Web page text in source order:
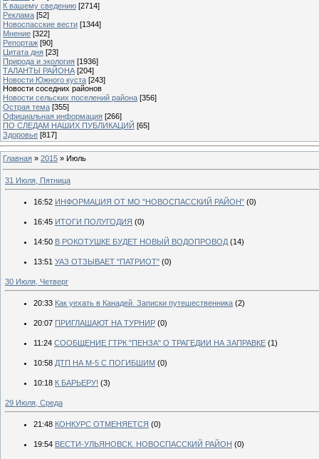
К вашему сведению [2714]
Реклама [52]
Новоспасские вести [1344]
Мнение [322]
Репортаж [90]
Цитата дня [23]
Природа и экология [1936]
ТАЛАНТЫ РАЙОНА [204]
Новости Южного куста [243]
Новости соседних районов
Новости сельских поселений района [356]
Острая тема [355]
Официальная информация [266]
ПО СЛЕДАМ НАШИХ ПУБЛИКАЦИЙ [65]
Здоровье [817]
Главная » 2015 » Июль
31 Июля, Пятница
16:52 ИНФОРМАЦИЯ ОТ МО "НОВОСПАССКИЙ РАЙОН" (0)
16:45 ИТОГИ ПОЛУГОДИЯ (0)
14:50 В РОКОТУШКЕ БУДЕТ НОВЫЙ ВОДОПРОВОД (14)
13:51 УАЗ ОТЗЫВАЕТ "ПАТРИОТ" (0)
30 Июля, Четверг
20:33 Как уехать в Канадей. Записки путешественника (2)
20:07 ПРИГЛАШАЮТ НА ТУРНИР (0)
11:24 СООБЩЕНИЕ ГТРК "ПЕНЗА" О ТРАГЕДИИ НА ЗАПРАВКЕ (1)
10:58 ДТП НА М-5 С ПОГИБШИМ (0)
10:18 К БАРЬЕРУ! (3)
29 Июля, Среда
21:48 КОНКУРС ОТМЕНЯЕТСЯ (0)
19:54 ВЕСТИ-УЛЬЯНОВСК. НОВОСПАССКИЙ РАЙОН (0)